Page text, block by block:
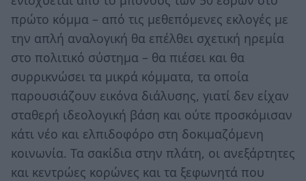
πρώτο κόμμα – από τις μεθεπόμενες εκλογές με
την απλή αναλογική θα επέλθει σχετική ηρεμία
στο πολιτικό σύστημα – θα πιέσει και θα
συρρικνώσει τα μικρά κόμματα, τα οποία
παρουσιάζουν εικόνα διάλυσης, γιατί δεν είχαν
σταθερή ιδεολογική βάση και ούτε προσκόμισαν
κάτι νέο και ελπιδοφόρο στη δοκιμαζόμενη
κοινωνία. Τα σακίδια στην πλάτη, οι ανεξάρτητες
και κεντρώες κορώνες και τα ξεφωνητά που